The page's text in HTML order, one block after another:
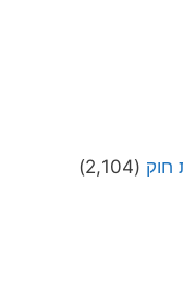
חוק (2,104)